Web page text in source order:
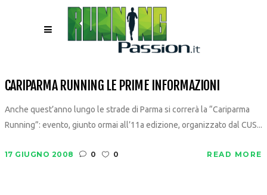
CARIPARMA RUNNING LE PRIME INFORMAZIONI
Anche quest’anno lungo le strade di Parma si correrà la “Cariparma
Running”: evento, giunto ormai all’11a edizione, organizzato dal CUS...
17 GIUGNO 2008 0 0 READ MORE